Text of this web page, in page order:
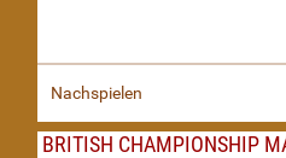
Nachspielen
BRITISH CHAMPIONSHIP